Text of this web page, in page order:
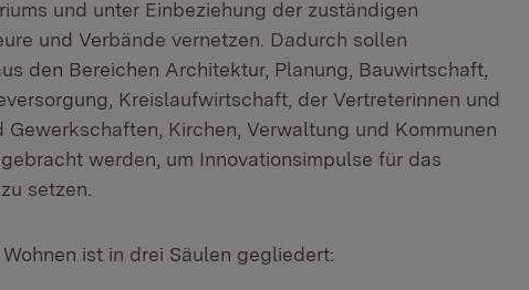
und unter Einbeziehung der zuständigen
und Verbände vernetzen. Dadurch sollen
den Bereichen Architektur, Planung, Bauwirtschaft,
Kreislaufwirtschaft, der Vertreterinnen und
Kirchen, Verwaltung und Kommunen
werden, um Innovationsimpulse für das
setzen.
ist in drei Säulen gegliedert: